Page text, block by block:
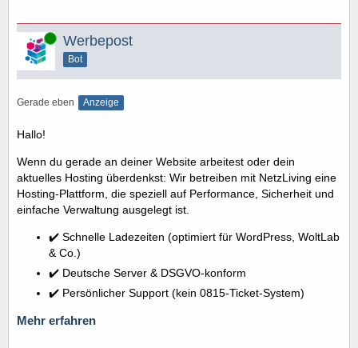
Online Werbepost
Bot
Gerade eben Anzeige
Hallo!
Wenn du gerade an deiner Website arbeitest oder dein
aktuelles Hosting überdenkst: Wir betreiben mit NetzLiving eine
Hosting-Plattform, die speziell auf Performance, Sicherheit und
einfache Verwaltung ausgelegt ist.
✔️ Schnelle Ladezeiten (optimiert für WordPress, WoltLab
& Co.)
✔️ Deutsche Server & DSGVO-konform
✔️ Persönlicher Support (kein 0815-Ticket-System)
Mehr erfahren